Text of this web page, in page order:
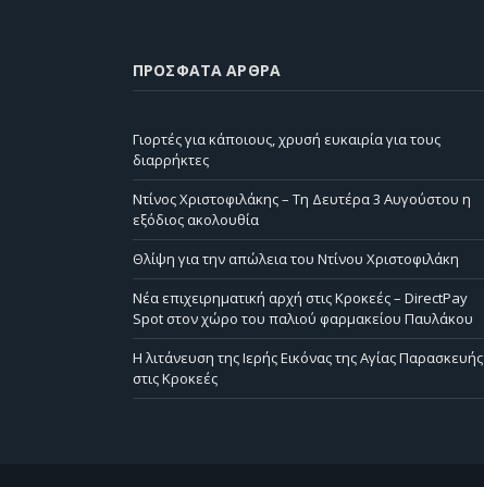
ΠΡΌΣΦΑΤΑ ΆΡΘΡΑ
Γιορτές για κάποιους, χρυσή ευκαιρία για τους
διαρρήκτες
Ντίνος Χριστοφιλάκης – Τη Δευτέρα 3 Αυγούστου η
εξόδιος ακολουθία
Θλίψη για την απώλεια του Ντίνου Χριστοφιλάκη
Νέα επιχειρηματική αρχή στις Κροκεές – DirectPay
Spot στον χώρο του παλιού φαρμακείου Παυλάκου
Η λιτάνευση της Ιερής Εικόνας της Αγίας Παρασκευής
στις Κροκεές